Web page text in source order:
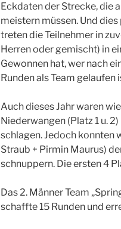
Eckdaten der Strecke, die
meistern müssen. Und
treten die Teilnehmer in
Herren oder gemischt) in
Gewonnen hat, wer nach
Runden als Team gelaufen
Auch dieses Jahr waren
Niederwangen (Platz 1 u.
schlagen. Jedoch konnten
Straub + Pirmin Maurus)
schnuppern. Die ersten 4
Das 2. Männer Team
schaffte 15 Runden und